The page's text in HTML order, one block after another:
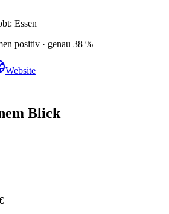
Essen
positiv · genau 38 %
Website
Blick